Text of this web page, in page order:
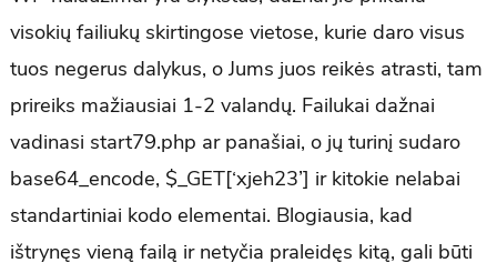
visokių failiukų skirtingose vietose, kurie daro visus
tuos negerus dalykus, o Jums juos reikės atrasti, tam
prireiks mažiausiai 1-2 valandų. Failukai dažnai
vadinasi start79.php ar panašiai, o jų turinį sudaro
base64_encode, $_GET[‘xjeh23’] ir kitokie nelabai
standartiniai kodo elementai. Blogiausia, kad
ištrynęs vieną failą ir netyčia praleidęs kitą, gali būti